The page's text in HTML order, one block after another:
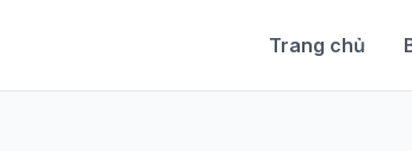
Trang chủ